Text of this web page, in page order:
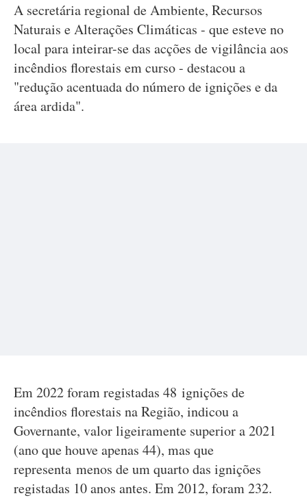
A secretária regional de Ambiente, Recursos
Naturais e Alterações Climáticas - que esteve no
local para inteirar-se das acções de vigilância aos
incêndios florestais em curso - destacou a
"redução acentuada do número de ignições e da
área ardida".
Em 2022 foram registadas 48 ignições de
incêndios florestais na Região, indicou a
Governante, valor ligeiramente superior a 2021
(ano que houve apenas 44), mas que
representa menos de um quarto das ignições
registadas 10 anos antes. Em 2012, foram 232.